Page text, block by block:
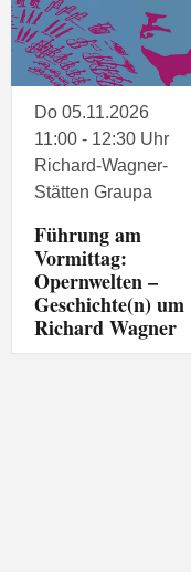
Do 05.11.2026
11:00 - 12:30 Uhr
Richard-Wagner-
Stätten Graupa
Führung am
Vormittag:
Opernwelten –
Geschichte(n) um
Richard Wagner